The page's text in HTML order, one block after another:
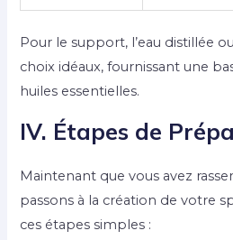
Pour le support, l’eau distillée
choix idéaux, fournissant une
huiles essentielles.
IV. Étapes de
Maintenant que vous avez
passons à la création de votre
ces étapes simples :